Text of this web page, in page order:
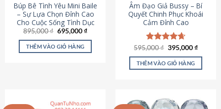
chọn
trên
trang
sản
phẩm
Búp Bê Tình Yêu Mini Baile
– Sự Lựa Chọn Đỉnh Cao
Cho Cuộc Sống Tình Dục
895,000₫ Giá
là:
895,000 ₫.
695,000₫Giá
tại
THÊM VÀO GIỎ HÀNG
Âm Đạo Giả Bussy – Bí
Quyết Chinh Phục Khoái
Cảm Đỉnh Cao
Được xếp
hạng4.64
5 sao
595,000₫ Giá
là:
595,000 ₫.
395,000₫Giá
tại
THÊM VÀO GIỎ HÀNG